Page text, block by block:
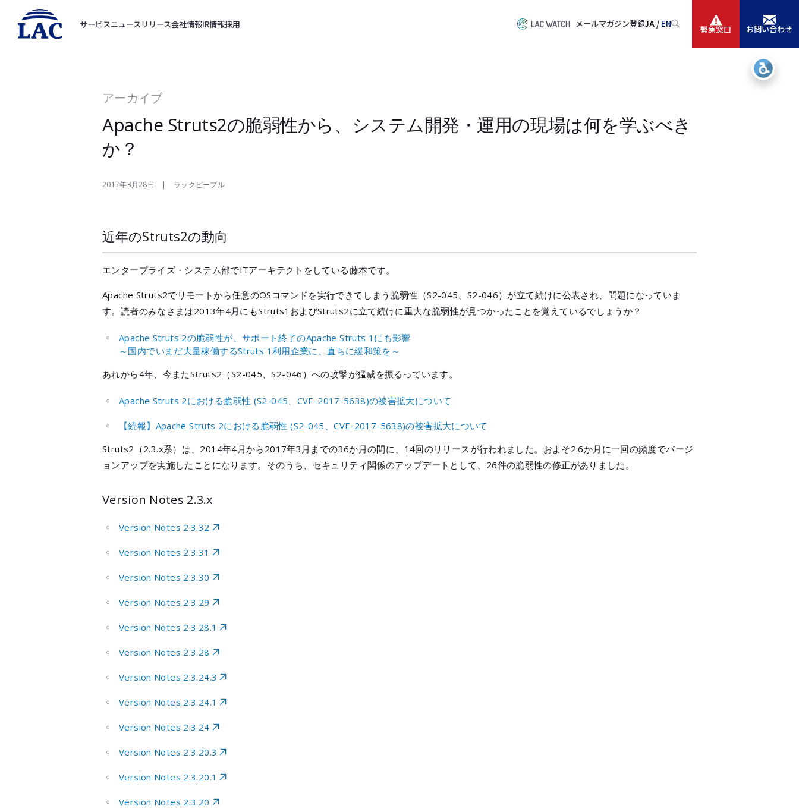
サービスニュースリリース会社情報IR情報採用 メールマガジン登録JA / EN 緊急窓口 お問い合わせ
会社情報
アーカイブ
Apache Struts2の脆弱性から、システム開発・運用の現場は何を学ぶべき
か？
2017年3月28日 | ラックピープル
近年のStruts2の動向
エンタープライズ・システム部でITアーキテクトをしている藤本です。
Apache Struts2でリモートから任意のOSコマンドを実行できてしまう脆弱性（S2-045、S2-046）が立て続けに公表され、問題になっていま
す。読者のみなさまは2013年4月にもStruts1およびStruts2に立て続けに重大な脆弱性が見つかったことを覚えているでしょうか？
Apache Struts 2の脆弱性が、サポート終了のApache Struts 1にも影響
～国内でいまだ大量稼働するStruts 1利用企業に、直ちに緩和策を～
あれから4年、今またStruts2（S2-045、S2-046）への攻撃が猛威を振るっています。
Apache Struts 2における脆弱性 (S2-045、CVE-2017-5638)の被害拡大について
【続報】Apache Struts 2における脆弱性 (S2-045、CVE-2017-5638)の被害拡大について
Struts2（2.3.x系）は、2014年4月から2017年3月までの36か月の間に、14回のリリースが行われました。およそ2.6か月に一回の頻度でバージ
ョンアップを実施したことになります。そのうち、セキュリティ関係のアップデートとして、26件の脆弱性の修正がありました。
Version Notes 2.3.x
Version Notes 2.3.32
Version Notes 2.3.31
Version Notes 2.3.30
Version Notes 2.3.29
Version Notes 2.3.28.1
Version Notes 2.3.28
Version Notes 2.3.24.3
Version Notes 2.3.24.1
Version Notes 2.3.24
Version Notes 2.3.20.3
Version Notes 2.3.20.1
Version Notes 2.3.20